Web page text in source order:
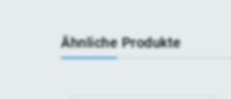
Ähnliche Produkte